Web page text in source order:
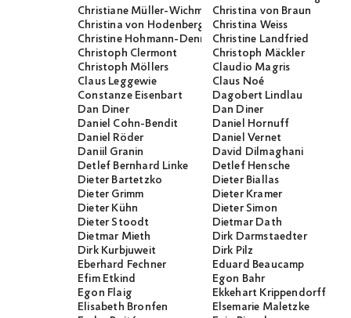
Christiane Müller-WichmannChristina von Braun
Christina von Hodenberg
Christina Weiss
Christine Hohmann-DennhardtChristine Landfried
Christoph Clermont
Christoph Mäckler
Christoph Möllers
Claudio Magris
Claus Leggewie
Claus Noé
Constanze Eisenbart
Dagobert Lindlau
Dan Diner
Dan Diner
Daniel Cohn-Bendit
Daniel Hornuff
Daniel Röder
Daniel Vernet
Daniil Granin
David Dilmaghani
Detlef Bernhard Linke
Detlef Hensche
Dieter Bartetzko
Dieter Biallas
Dieter Grimm
Dieter Kramer
Dieter Kühn
Dieter Simon
Dieter Stoodt
Dietmar Dath
Dietmar Mieth
Dirk Darmstaedter
Dirk Kurbjuweit
Dirk Pilz
Eberhard Fechner
Eduard Beaucamp
Efim Etkind
Egon Bahr
Egon Flaig
Ekkehart Krippendorff
Elisabeth Bronfen
Elsemarie Maletzke